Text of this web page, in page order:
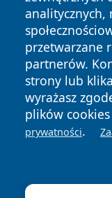
analitycznych,
przetwarzane
partnerów.
strony lub
wyrażasz
plików
prywatności.
Copyright © 2026
News Autorzy